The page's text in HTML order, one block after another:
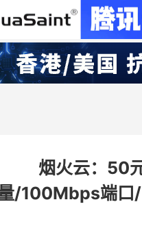
烟火云：50
/100Mbps端口